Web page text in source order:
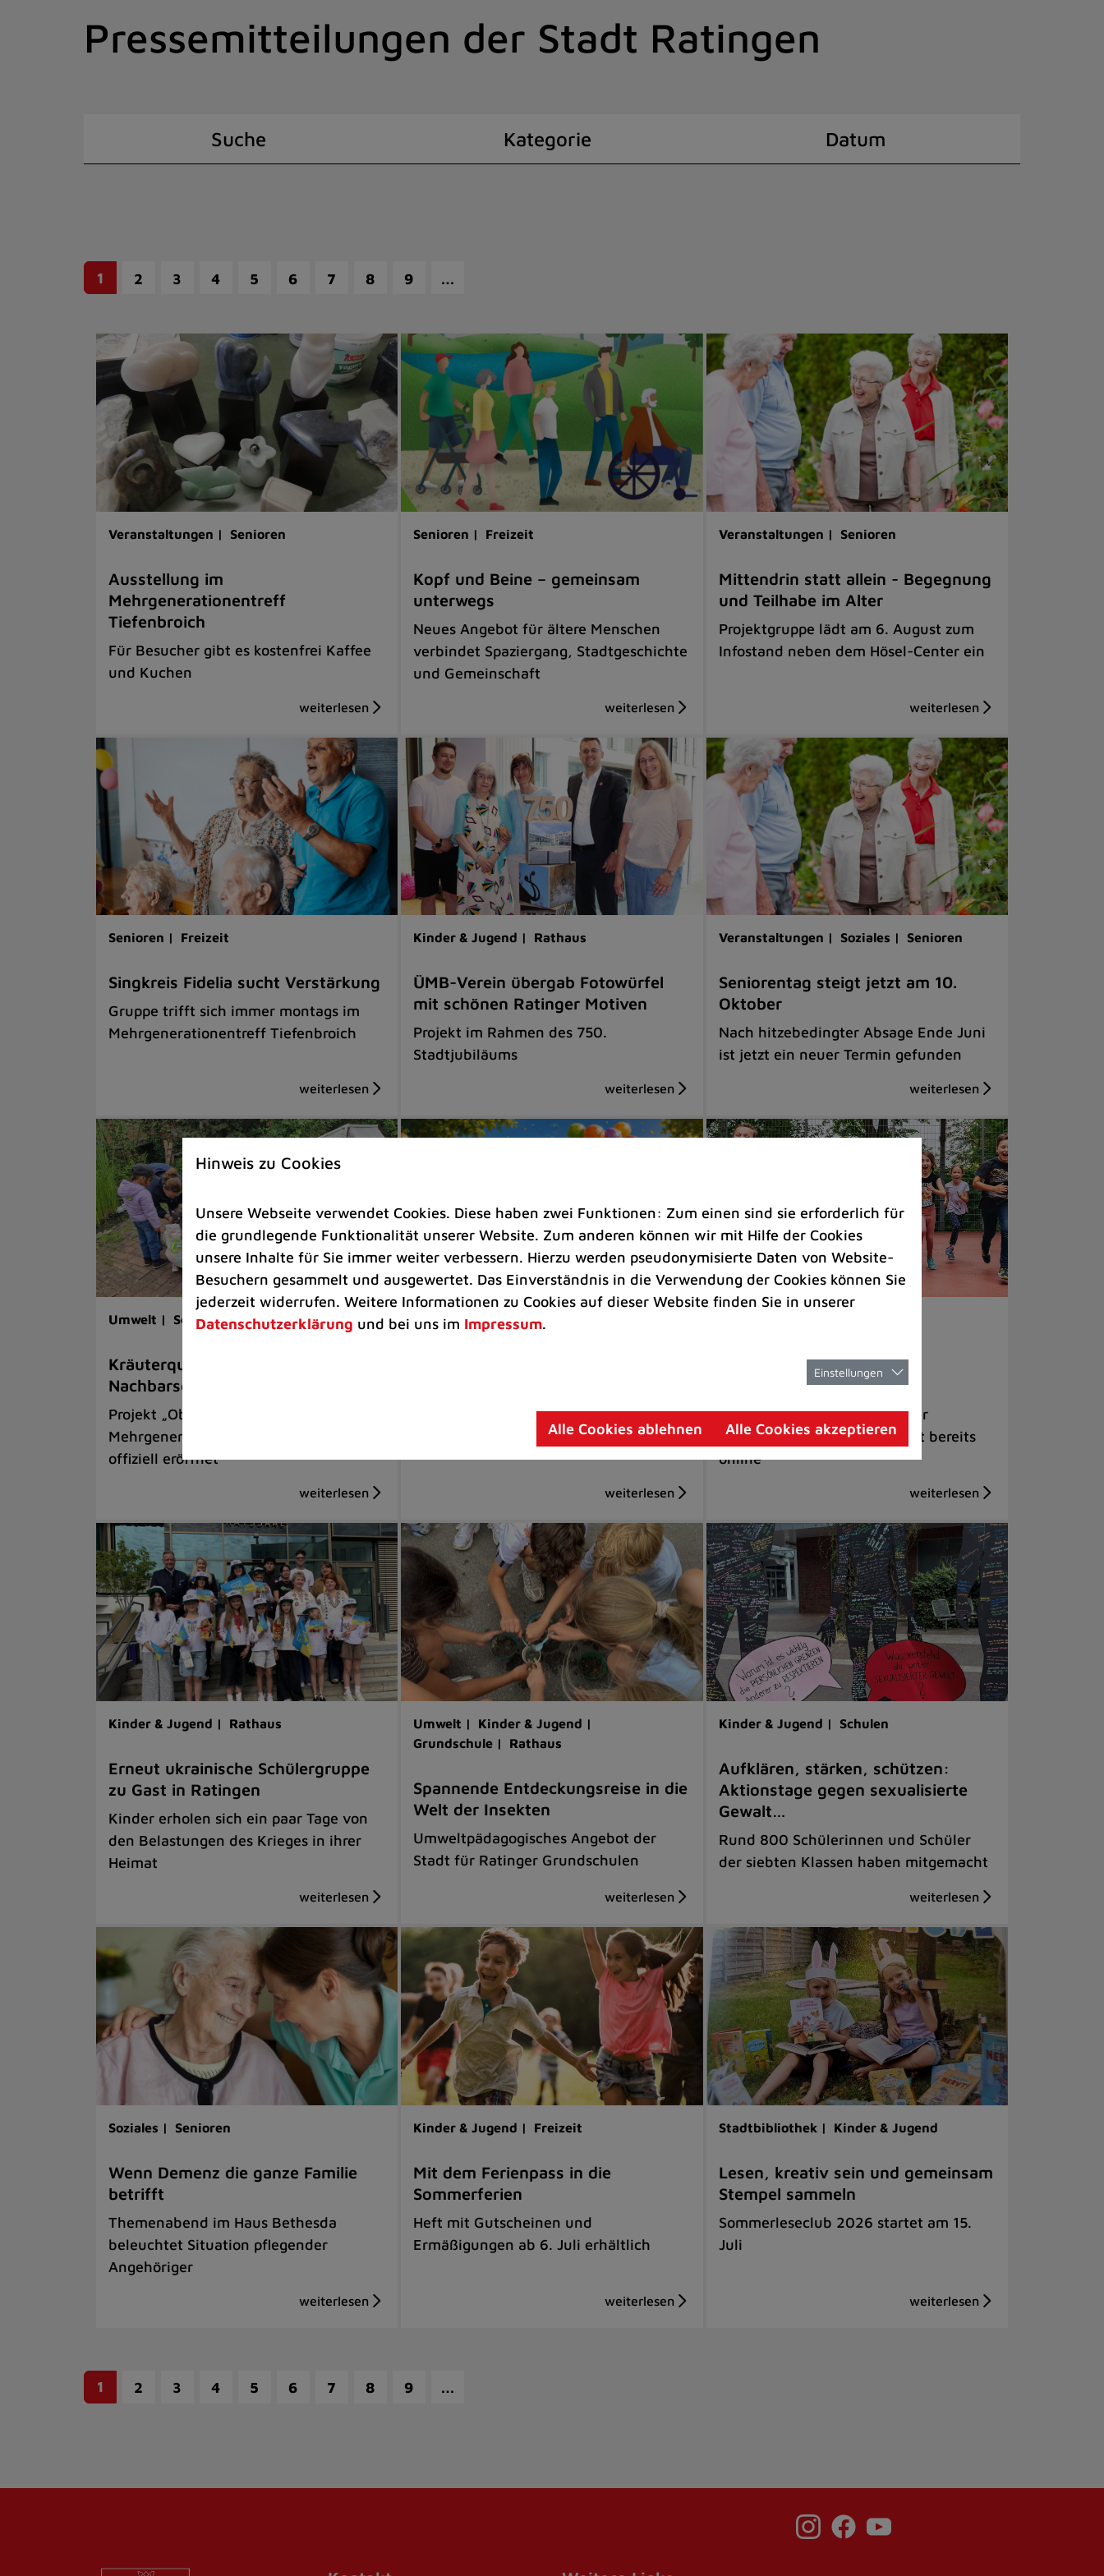
Pressemitteilungen der Stadt Ratingen
Suche Kategorie Datum
1 2 3 4 5 6 7 8 9 …
Veranstaltungen | Senioren
Ausstellung im
Mehrgenerationentreff
Tiefenbroich
Für Besucher gibt es kostenfrei Kaffee
und Kuchen
Senioren | Freizeit
Kopf und Beine – gemeinsam
unterwegs
Neues Angebot für ältere Menschen
verbindet Spaziergang, Stadtgeschichte
und Gemeinschaft
Veranstaltungen | Senioren
Mittendrin statt allein - Begegnung
und Teilhabe im Alter
Projektgruppe lädt am 6. August zum
Infostand neben dem Hösel-Center ein
Senioren | Freizeit
Singkreis Fidelia sucht Verstärkung
Gruppe trifft sich immer montags im
Mehrgenerationentreff Tiefenbroich
Kinder & Jugend | Rathaus
ÜMB-Verein übergab Fotowürfel
mit schönen Ratinger Motiven
Projekt im Rahmen des 750.
Stadtjubiläums
Veranstaltungen | Soziales | Senioren
Seniorentag steigt jetzt am 10.
Oktober
Nach hitzebedingter Absage Ende Juni
ist jetzt ein neuer Termin gefunden
Umwelt | Senioren | Kinder & Jugend
Kräuterquark mit Kräutern aus dem
Nachbarschaftsgarten
Projekt „Obsttraum“ am
Mehrgenerationentreff Tiefenbroich
offiziell eröffnet
Kinder & Jugend
Unterwegs im Ratinger Stadtgebiet
Noch Plätze frei für die
Sommerferien
Auch das Herbstprogramm der
städtischen Jugendzentren ist bereits
online
Kinder & Jugend | Rathaus
Erneut ukrainische Schülergruppe
zu Gast in Ratingen
Kinder erholen sich ein paar Tage von
den Belastungen des Krieges in ihrer
Heimat
Umwelt |
Kinder & Jugend |
Grundschule |
Rathaus
Spannende Entdeckungsreise in die
Welt der Insekten
Umweltpädagogisches Angebot der
Stadt für Ratinger Grundschulen
Kinder & Jugend | Schulen
Aufklären, stärken, schützen:
Aktionstage gegen sexualisierte
Gewalt…
Rund 800 Schülerinnen und Schüler
der siebten Klassen haben mitgemacht
Soziales | Senioren
Wenn Demenz die ganze Familie
betrifft
Themenabend im Haus Bethesda
beleuchtet Situation pflegender
Angehöriger
Kinder & Jugend | Freizeit
Mit dem Ferienpass in die
Sommerferien
Heft mit Gutscheinen und
Ermäßigungen ab 6. Juli erhältlich
Stadtbibliothek | Kinder & Jugend
Lesen, kreativ sein und gemeinsam
Stempel sammeln
Sommerleseclub 2026 startet am 15.
Juli
1 2 3 4 5 6 7 8 9 …
Hinweis zu Cookies
Unsere Webseite verwendet Cookies. Diese haben zwei Funktionen: Zum einen sind sie erforderlich für
die grundlegende Funktionalität unserer Website. Zum anderen können wir mit Hilfe der Cookies
unsere Inhalte für Sie immer weiter verbessern. Hierzu werden pseudonymisierte Daten von Website-
Besuchern gesammelt und ausgewertet. Das Einverständnis in die Verwendung der Cookies können Sie
jederzeit widerrufen. Weitere Informationen zu Cookies auf dieser Website finden Sie in unserer
Datenschutzerklärung und bei uns im Impressum.
Einstellungen
Alle Cookies ablehnen Alle Cookies akzeptieren